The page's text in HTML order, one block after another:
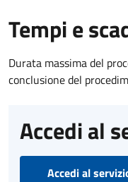
Tempi e
Durata massima del
conclusione del
Accedi al
Accedi al